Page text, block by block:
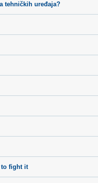
tehničkih uređaja?
to fight it